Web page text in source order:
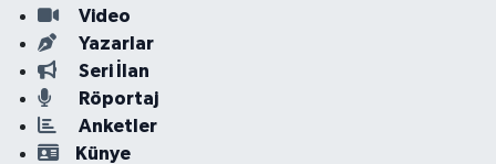
Video
Yazarlar
Seri İlan
Röportaj
Anketler
Künye